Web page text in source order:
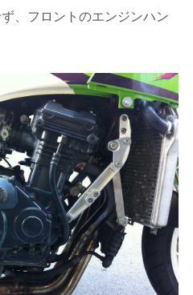
、フロントのエンジンハン